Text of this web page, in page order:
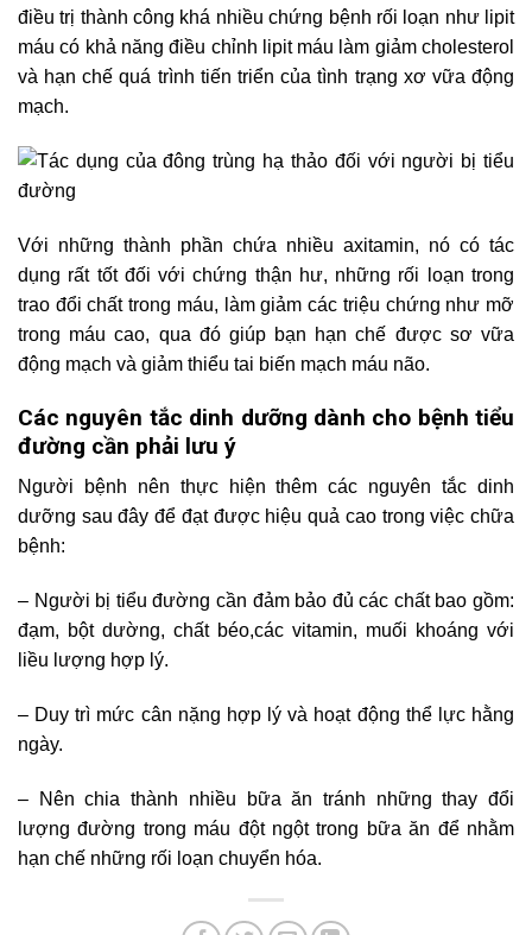
điều trị thành công khá nhiều chứng bệnh rối loạn như lipit
máu có khả năng điều chỉnh lipit máu làm giảm cholesterol
và hạn chế quá trình tiến triển của tình trạng xơ vữa động
mạch.
Với những thành phần chứa nhiều axitamin, nó có tác
dụng rất tốt đối với chứng thận hư, những rối loạn trong
trao đổi chất trong máu, làm giảm các triệu chứng như mỡ
trong máu cao, qua đó giúp bạn hạn chế được sơ vữa
động mạch và giảm thiểu tai biến mạch máu não.
Các nguyên tắc dinh dưỡng dành cho bệnh tiểu
đường cần phải lưu ý
Người bệnh nên thực hiện thêm các nguyên tắc dinh
dưỡng sau đây để đạt được hiệu quả cao trong việc chữa
bệnh:
– Người bị tiểu đường cần đảm bảo đủ các chất bao gồm:
đạm, bột dường, chất béo,các vitamin, muối khoáng với
liều lượng hợp lý.
– Duy trì mức cân nặng hợp lý và hoạt động thể lực hằng
ngày.
– Nên chia thành nhiều bữa ăn tránh những thay đổi
lượng đường trong máu đột ngột trong bữa ăn để nhằm
hạn chế những rối loạn chuyển hóa.